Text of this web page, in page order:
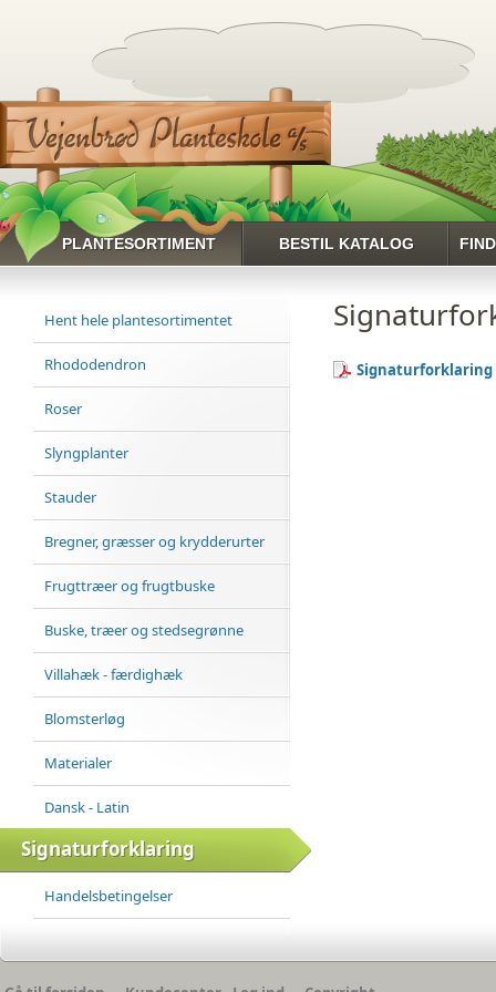
PLANTESORTIMENT
PLANTESORTIMENTET
RHODODENDRON
ROSER
SLYNGPLANTER
STAUDER
BREGNER, GRÆSSER
OG KRYDDERURTER
FRUGTTRÆER OG
FRUGTBUSKE
BUSKE, TRÆER OG
STEDSEGRØNNE
VILLAHÆK -
FÆRDIGHÆK
BLOMSTERLØG
MATERIALER
DANSK - LATIN
SIGNATURFORKLARING
HANDELSBETINGELSER
BESTIL KATALOG
Hent hele plantesortimentet
Rhododendron
Roser
Slyngplanter
Stauder
Bregner, græsser og krydderurter
Frugttræer og frugtbuske
Buske, træer og stedsegrønne
Villahæk - færdighæk
Blomsterløg
Materialer
Dansk - Latin
Signaturforklaring
Handelsbetingelser
Signaturforklaring